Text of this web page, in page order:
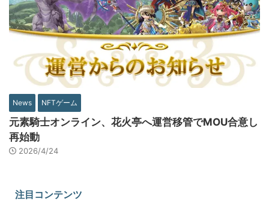
News NFTゲーム
元素騎士オンライン、花火亭へ運営移管でMOU合意し
再始動
2026/4/24
注目コンテンツ